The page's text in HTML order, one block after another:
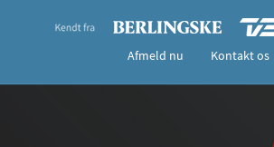
Afmeld nu Kontakt os